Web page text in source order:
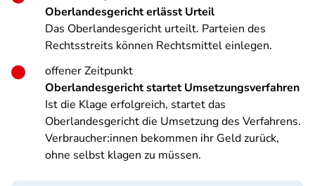
Oberlandesgericht erlässt Urteil
Das Oberlandesgericht urteilt. Parteien des
Rechtsstreits können Rechtsmittel einlegen.
offener Zeitpunkt
Oberlandesgericht startet Umsetzungsverfahren
Ist die Klage erfolgreich, startet das
Oberlandesgericht die Umsetzung des Verfahrens.
Verbraucher:innen bekommen ihr Geld zurück,
ohne selbst klagen zu müssen.